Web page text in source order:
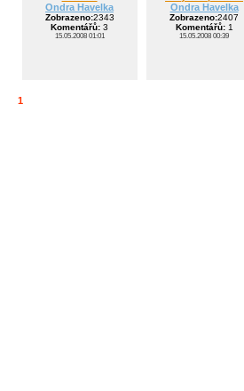
Ondra Havelka
Zobrazeno:2343
Komentářů: 3
15.05.2008 01:01
Ondra Havelka
Zobrazeno:2407
Komentářů:1
15.05.2008 00:39
1